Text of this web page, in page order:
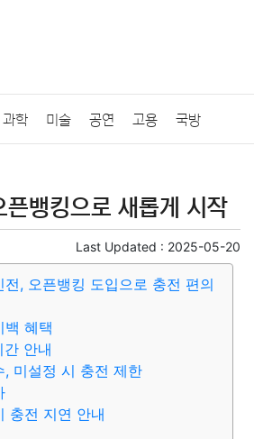
과학 미술 공연 고용 국방
일상 주식 암호화폐 블록체인
패션 미용 증권 인테리어
금융
여행 맛집 IT 컴퓨터
건강 의료 의학
뱅킹으로 새롭게 시작
Last Updated : 2025-05-20
, 오픈뱅킹 도입으로 충전 편의
백 혜택
안내
, 미설정 시 충전 제한
충전 지연 안내